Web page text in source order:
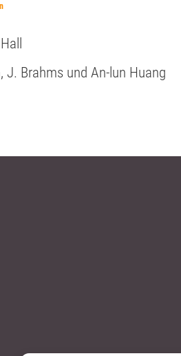
J. Brahms und An-lun Huang